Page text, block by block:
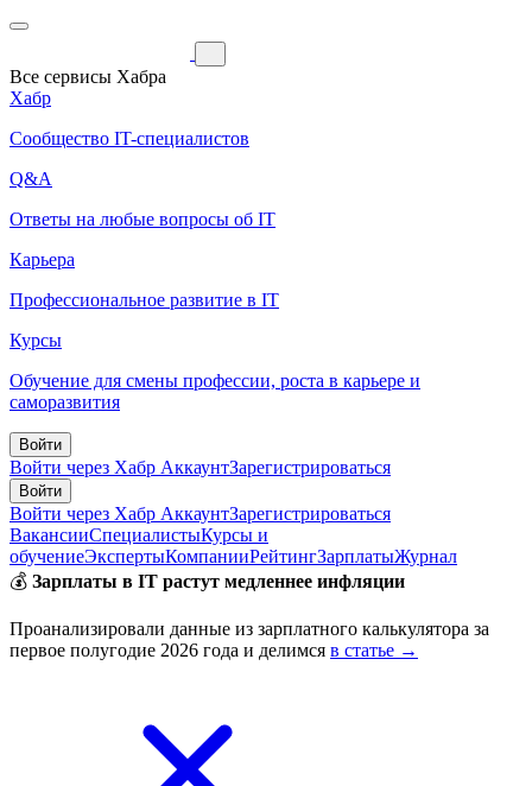
Все сервисы Хабра
Хабр
Сообщество IT-специалистов
Q&A
Ответы на любые вопросы об IT
Карьера
Профессиональное развитие в IT
Курсы
Обучение для смены профессии, роста в карьере и
саморазвития
Войти
Войти через Хабр АккаунтЗарегистрироваться
Войти
Войти через Хабр АккаунтЗарегистрироваться
ВакансииСпециалистыКурсы и
обучениеЭкспертыКомпанииРейтингЗарплатыЖурнал
💰 Зарплаты в IT растут медленнее инфляции
Проанализировали данные из зарплатного калькулятора за
первое полугодие 2026 года и делимся в статье →